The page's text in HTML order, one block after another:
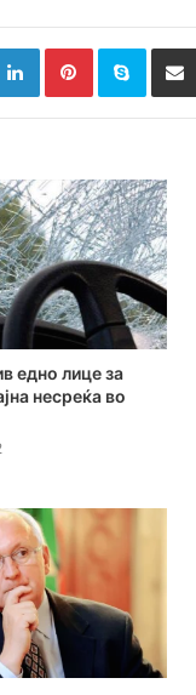
LinkedInPinterestSkype
едно лице за
несреќа во